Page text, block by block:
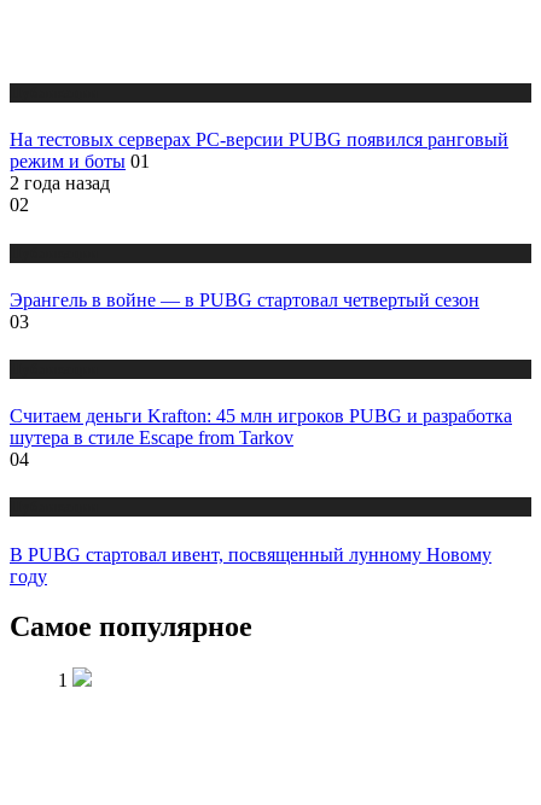
На тестовых серверах PC-версии PUBG появился ранговый
режим и боты 01
2 года назад
02
Эpaнгeль в войне — в PUBG стартовал четвертый сезон
03
Считаем деньги Krafton: 45 млн игроков PUBG и разработка
шутера в стиле Escape from Tarkov
04
В PUBG стартовал ивент, посвященный лунному Новому
году
Самое популярное
1